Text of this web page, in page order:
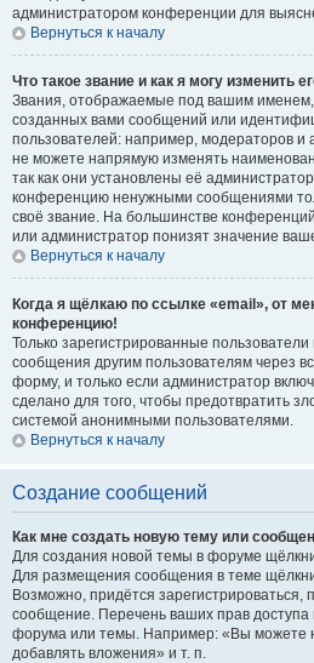
администратором конференции для
Вернуться к началу
Что такое звание и как я могу изменить
Звания, отображаемые под вашим именем,
созданных вами сообщений или
пользователей: например, модераторов
не можете напрямую изменять
так как они установлены её
конференцию ненужными сообщениями
своё звание. На большинстве
или администратор понизят значение
Вернуться к началу
Когда я щёлкаю по ссылке «email», от
конференцию!
Только зарегистрированные
сообщения другим пользователям через
форму, и только если администратор
сделано для того, чтобы предотвратить
системой анонимными пользователями.
Вернуться к началу
Создание сообщений
Как мне создать новую тему или
Для создания новой темы в форуме
Для размещения сообщения в теме
Возможно, придётся зарегистрироваться,
сообщение. Перечень ваших прав доступа
форума или темы. Например: «Вы можете
добавлять вложения» и т. п.